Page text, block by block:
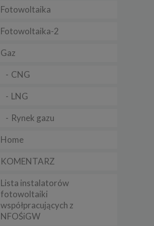
Fotowoltaika
Fotowoltaika-2
Gaz
CNG
LNG
Rynek gazu
Home
KOMENTARZ
Lista instalatorów
fotowoltaiki
współpracujących z
NFOŚiGW